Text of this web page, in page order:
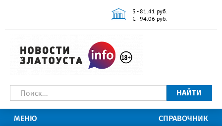
$ - 81.41 руб.
€ - 94.06 руб.
НАЙТИ
МЕНЮ СПРАВОЧНИК